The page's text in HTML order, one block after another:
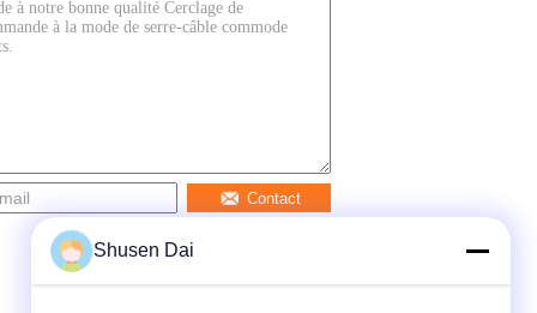
Contact
Shusen Dai